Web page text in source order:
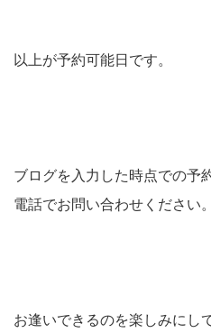
以上が予約可能日です。
ブログを入力した時点での予
電話でお問い合わせください。
お逢いできるのを楽しみにし